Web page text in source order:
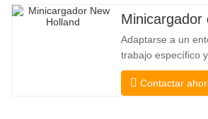
elevadora y una
silencioso y
la innovadora
permiten
Adaptarse a un
trabajo específico
trabajo De esta
a cabo la pala, el
Contactar